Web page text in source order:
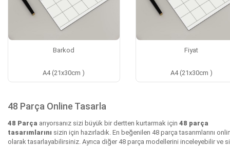
Barkod
A4 (21x30cm )
Fiyat
A4 (21x30cm )
48 Parça Online Tasarla
48 Parça arıyorsanız sizi büyük bir dertten kurtarmak için 48 parça
tasarımlarını sizin için hazırladık. En beğenilen 48 parça tasarımlarını
olarak tasarlayabilirsiniz. Ayrıca diğer 48 parça modellerini inceleyebilir ve